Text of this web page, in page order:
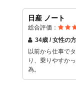
日産 ノート
総合評価：
34歳 / 女性の
以前から仕事で
り、乗りやすか
為。